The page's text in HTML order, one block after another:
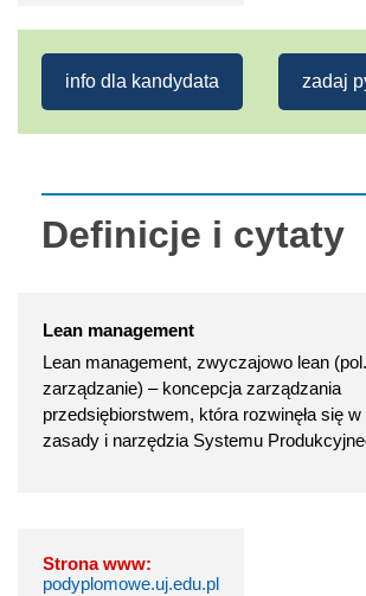
info dla kandydata zadaj
Definicje i cytaty
Lean management
Lean management, zwyczajowo lean
zarządzanie) – koncepcja zarządzania
przedsiębiorstwem, która rozwinęła się
zasady i narzędzia Systemu
Strona www:
podyplomowe.uj.edu.pl